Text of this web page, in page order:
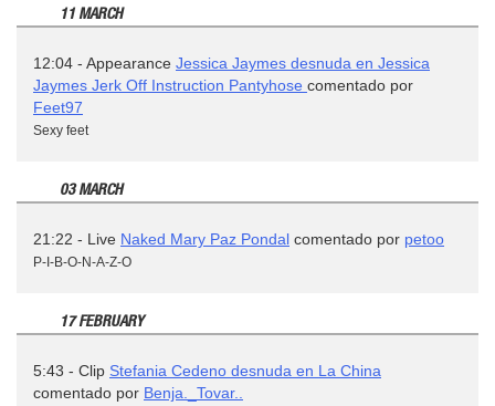
11 MARCH
12:04 - Appearance Jessica Jaymes desnuda en Jessica
Jaymes Jerk Off Instruction Pantyhose comentado por
Feet97
Sexy feet
03 MARCH
21:22 - Live Naked Mary Paz Pondal comentado por petoo
P-I-B-O-N-A-Z-O
17 FEBRUARY
5:43 - Clip Stefania Cedeno desnuda en La China
comentado por Benja._Tovar..